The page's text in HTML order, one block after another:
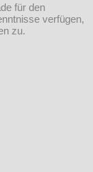
für den
verfügen,
zu.